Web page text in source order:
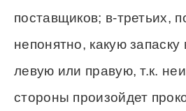
поставщиков; в-третьих,
непонятно, какую запаску
левую или правую, т.к.
стороны произойдет